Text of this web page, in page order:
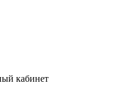
кабинет